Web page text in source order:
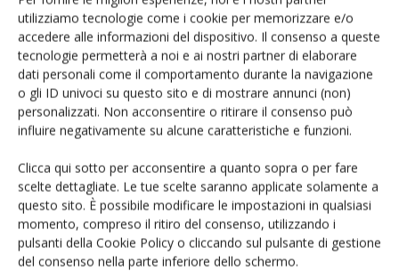
utilizziamo tecnologie come i cookie per memorizzare e/o
accedere alle informazioni del dispositivo. Il consenso a queste
tecnologie permetterà a noi e ai nostri partner di elaborare
dati personali come il comportamento durante la navigazione
o gli ID univoci su questo sito e di mostrare annunci (non)
personalizzati. Non acconsentire o ritirare il consenso può
influire negativamente su alcune caratteristiche e funzioni.
Clicca qui sotto per acconsentire a quanto sopra o per fare
scelte dettagliate. Le tue scelte saranno applicate solamente a
questo sito. È possibile modificare le impostazioni in qualsiasi
momento, compreso il ritiro del consenso, utilizzando i
pulsanti della Cookie Policy o cliccando sul pulsante di gestione
del consenso nella parte inferiore dello schermo.
prossima volta che commento.
E-magazine
Tecniche, prodotti e servizi dalle aziende